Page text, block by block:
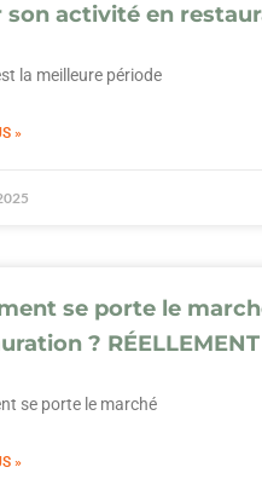
son activité en
la meilleure période
»
se porte le
? RÉELLEMENT
se porte le marché
»